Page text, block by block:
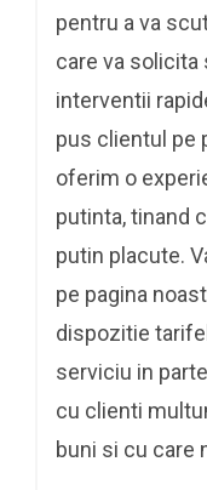
pentru a va
care va solicita
interventii
pus clientul pe
oferim o
putinta, tinand
putin placute.
pe pagina
dispozitie
serviciu in
cu clienti
buni si cu care